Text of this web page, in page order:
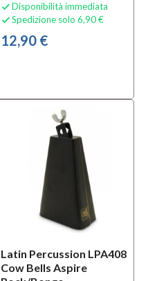
 Disponibilità immediata
 Spedizione solo 6,90 €
12,90 €
Latin Percussion LPA408
Cow Bells Aspire